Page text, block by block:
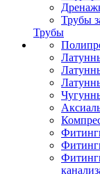
Трубы
Трубы